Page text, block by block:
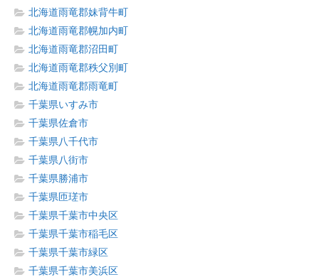
北海道雨竜郡妹背牛町
北海道雨竜郡幌加内町
北海道雨竜郡沼田町
北海道雨竜郡秩父別町
北海道雨竜郡雨竜町
千葉県いすみ市
千葉県佐倉市
千葉県八千代市
千葉県八街市
千葉県勝浦市
千葉県匝瑳市
千葉県千葉市中央区
千葉県千葉市稲毛区
千葉県千葉市緑区
千葉県千葉市美浜区